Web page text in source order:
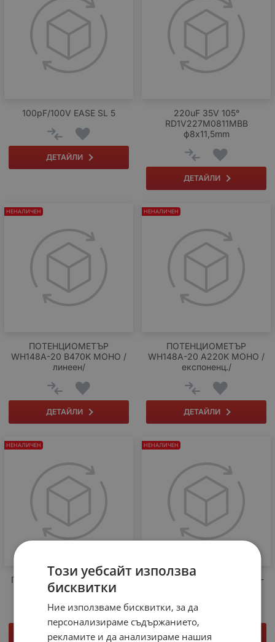
100pF/100V EASE SL 5
ДЕТАЙЛИ
220uF 35V 105°
RD1V227M0811MBB
ф8x11,5mm
ДЕТАЙЛИ
ПОТЕНЦИОМЕТЪР
WH148A-20 B470K МОНО /
линеен/
ДЕТАЙЛИ
НЕНАЛИЧЕН
ПОТЕНЦИОМЕТЪР
WH148A-20 A220K МОНО /
експоненц./
ДЕТАЙЛИ
НЕНАЛИЧЕН
ПОТЕНЦИОМЕТЪР WH091-
40 B100K МОНО /линеен/
ДЕТАЙЛИ
НЕНАЛИЧЕН
ПОТЕНЦИОМЕТЪР WH091-
ДЕТАЙЛИ
НЕНАЛИЧЕН
Този уебсайт използва
бисквитки
Ние използваме бисквитки, за да
персонализираме съдържанието,
рекламите и да анализираме нашия